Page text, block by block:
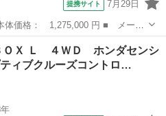
提携サイト 7月29日
ＯＸカスタム ■ グレード
ＷＤ 電動スライドドア ＳＤナ
ＯＸ Ｌ ４ＷＤ ホンダセンシ
ィブクルーズコントロ…